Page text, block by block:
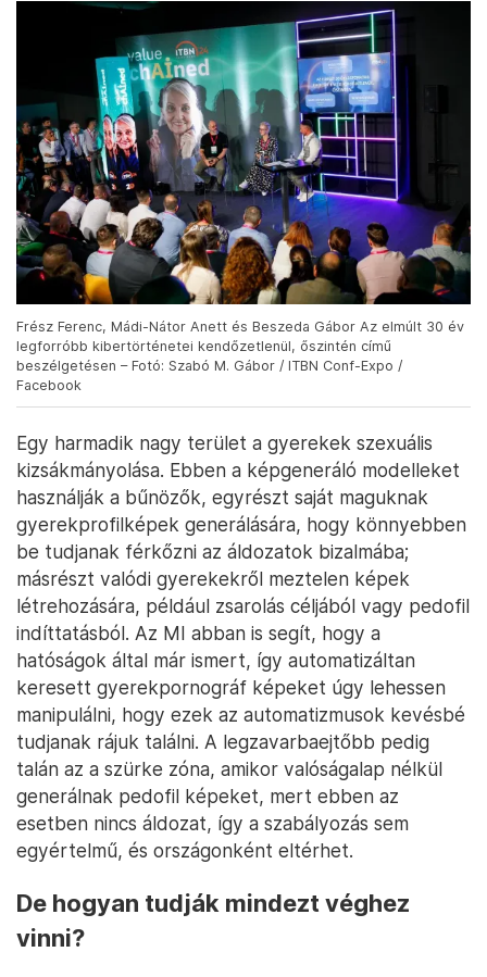
Frész Ferenc, Mádi-Nátor Anett és Beszeda Gábor Az elmúlt 30 év
legforróbb kibertörténetei kendőzetlenül, őszintén című
beszélgetésen – Fotó: Szabó M. Gábor / ITBN Conf-Expo /
Facebook
Egy harmadik nagy terület a gyerekek szexuális
kizsákmányolása. Ebben a képgeneráló modelleket
használják a bűnözők, egyrészt saját maguknak
gyerekprofilképek generálására, hogy könnyebben
be tudjanak férkőzni az áldozatok bizalmába;
másrészt valódi gyerekekről meztelen képek
létrehozására, például zsarolás céljából vagy pedofil
indíttatásból. Az MI abban is segít, hogy a
hatóságok által már ismert, így automatizáltan
keresett gyerekpornográf képeket úgy lehessen
manipulálni, hogy ezek az automatizmusok kevésbé
tudjanak rájuk találni. A legzavarbaejtőbb pedig
talán az a szürke zóna, amikor valóságalap nélkül
generálnak pedofil képeket, mert ebben az
esetben nincs áldozat, így a szabályozás sem
egyértelmű, és országonként eltérhet.
De hogyan tudják mindezt véghez
vinni?